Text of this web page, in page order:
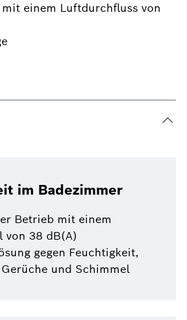
einem Luftdurchfluss von
im Badezimmer
Betrieb mit einem
von 38 dB(A)
gegen Feuchtigkeit,
und Schimmel